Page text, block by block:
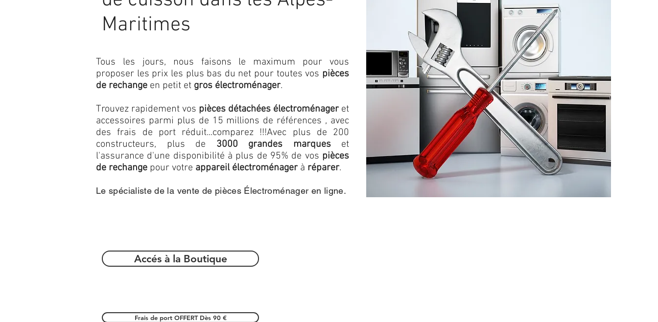
Maritimes
Tous les jours, nous faisons le maximum pour vous
proposer les prix les plus bas du net pour toutes vos pièces
de rechange en petit et gros électroménager.
Trouvez rapidement vos pièces détachées électroménageret
accessoires parmi plus de 15 millions de références , avec
des frais de port réduit...comparez !!!Avec plus de 200
constructeurs, plus de 3000 grandes marqueset
l'assurance d'une disponibilité à plus de 95% de vos pièces
de rechange pour votre appareil électroménagerà réparer.
Le spécialiste de la vente de pièces Électroménager en ligne.
Accés à la Boutique
Frais de port OFFERT Dès 90 €